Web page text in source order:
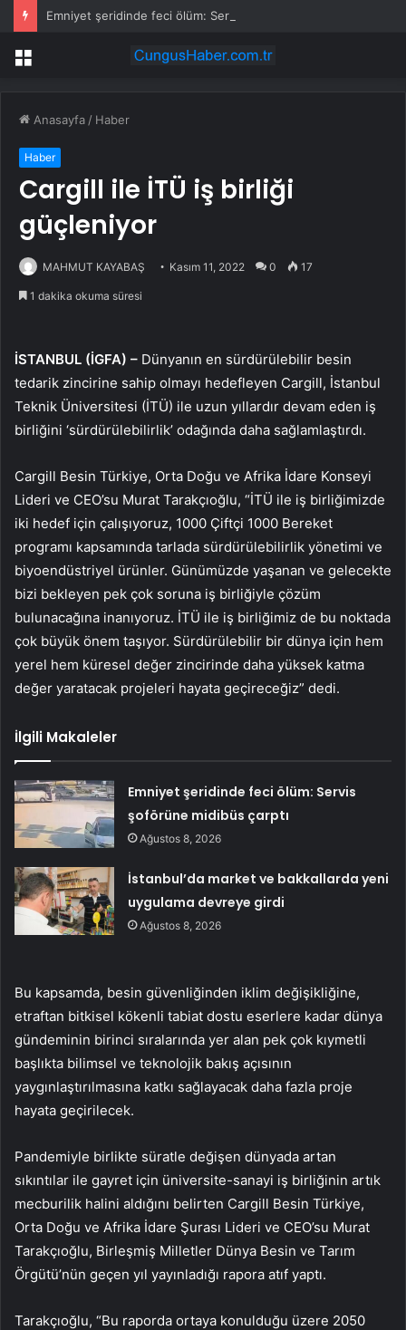
Menü
Anasayfa / Haber
Haber
Cargill ile İTÜ iş birliği
güçleniyor
MAHMUT KAYABAŞ Kasım 11, 2022 0 17
1 dakika okuma süresi
İSTANBUL (İGFA) – Dünyanın en sürdürülebilir besin
tedarik zincirine sahip olmayı hedefleyen Cargill, İstanbul
Teknik Üniversitesi (İTÜ) ile uzun yıllardır devam eden iş
birliğini ‘sürdürülebilirlik’ odağında daha sağlamlaştırdı.
Cargill Besin Türkiye, Orta Doğu ve Afrika İdare Konseyi
Lideri ve CEO’su Murat Tarakçıoğlu, “İTÜ ile iş birliğimizde
iki hedef için çalışıyoruz, 1000 Çiftçi 1000 Bereket
programı kapsamında tarlada sürdürülebilirlik yönetimi ve
biyoendüstriyel ürünler. Günümüzde yaşanan ve gelecekte
bizi bekleyen pek çok soruna iş birliğiyle çözüm
bulunacağına inanıyoruz. İTÜ ile iş birliğimiz de bu noktada
çok büyük önem taşıyor. Sürdürülebilir bir dünya için hem
yerel hem küresel değer zincirinde daha yüksek katma
değer yaratacak projeleri hayata geçireceğiz” dedi.
İlgili Makaleler
Emniyet şeridinde feci ölüm: Servis
şoförüne midibüs çarptı
Ağustos 8, 2026
İstanbul’da market ve bakkallarda yeni
uygulama devreye girdi
Ağustos 8, 2026
Bu kapsamda, besin güvenliğinden iklim değişikliğine,
etraftan bitkisel kökenli tabiat dostu eserlere kadar dünya
gündeminin birinci sıralarında yer alan pek çok kıymetli
başlıkta bilimsel ve teknolojik bakış açısının
yaygınlaştırılmasına katkı sağlayacak daha fazla proje
hayata geçirilecek.
Pandemiyle birlikte süratle değişen dünyada artan
sıkıntılar ile gayret için üniversite-sanayi iş birliğinin artık
mecburilik halini aldığını belirten Cargill Besin Türkiye,
Orta Doğu ve Afrika İdare Şurası Lideri ve CEO’su Murat
Tarakçıoğlu, Birleşmiş Milletler Dünya Besin ve Tarım
Örgütü’nün geçen yıl yayınladığı rapora atıf yaptı.
Tarakçıoğlu, “Bu raporda ortaya konulduğu üzere 2050